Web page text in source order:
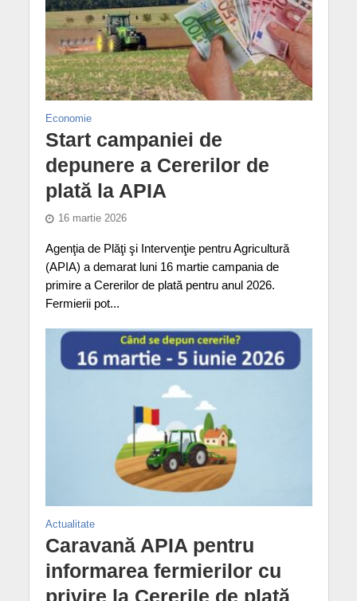
Economie
Start campaniei de
depunere a Cererilor de
plată la APIA
16 martie 2026
Agenţia de Plăţi şi Intervenţie pentru Agricultură
(APIA) a demarat luni 16 martie campania de
primire a Cererilor de plată pentru anul 2026.
Fermierii pot...
Actualitate
Caravană APIA pentru
informarea fermierilor cu
privire la Cererile de plată